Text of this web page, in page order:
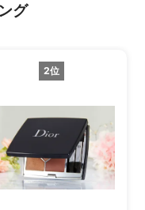
グ
2位